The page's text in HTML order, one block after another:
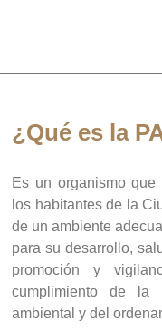
¿Qué es la
Es un organismo
los habitantes de la
de un ambiente
para su desarrollo,
promoción y
cumplimiento de la
ambiental y del